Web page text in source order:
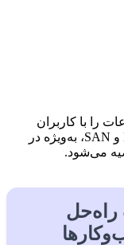
را با کاربران
متعدد به اشتراک می‌گذارند، استفاده از NAS و SAN، به‌ویژه در
می‌شود.
راه‌حل